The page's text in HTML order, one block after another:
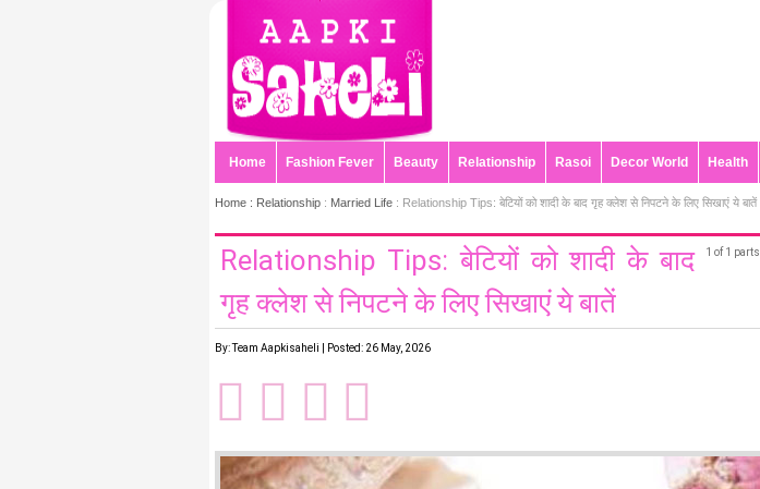
Home Fashion Fever Beauty Relationship Rasoi Decor World Health
Home : Relationship : Married Life : Relationship Tips: बेटियों को शादी के बाद गृह क्लेश से निपटने के लिए सिखाएं ये बातें
1 of 1 parts
Relationship Tips: बेटियों को शादी के बाद
गृह क्लेश से निपटने के लिए सिखाएं ये बातें
By: Team Aapkisaheli | Posted: 26 May, 2026